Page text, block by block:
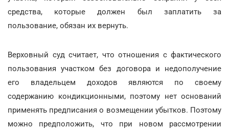
средства, которые должен был заплатить за
пользование, обязан их вернуть.
Верховный суд считает, что отношения с фактического
пользования участком без договора и недополучение
его владельцем доходов являются по своему
содержанию кондикционными, поэтому нет оснований
применять предписания о возмещении убытков. Поэтому
можно предположить, что при новом рассмотрении